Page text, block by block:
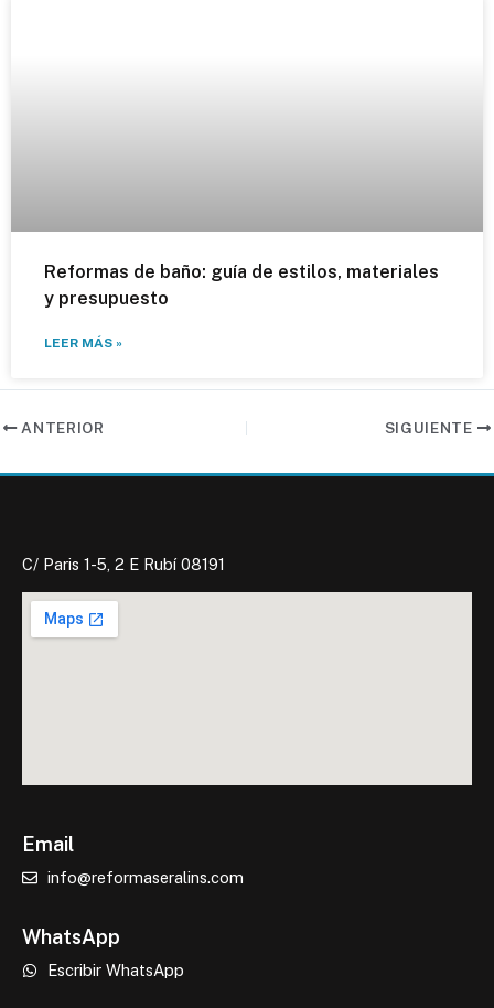
Reformas de baño: guía de estilos, materiales
y presupuesto
LEER MÁS »
ANTERIOR SIGUIENTE
C/ Paris 1-5, 2 E Rubí 08191
Email
info@reformaseralins.com
WhatsApp
Escribir WhatsApp